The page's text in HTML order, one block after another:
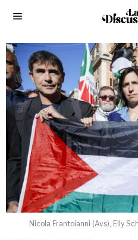
Nicola Frantoianni (Avs), Elly